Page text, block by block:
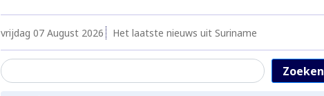
vrijdag 07 August 2026 Het laatste nieuws uit Suriname
Zoeken